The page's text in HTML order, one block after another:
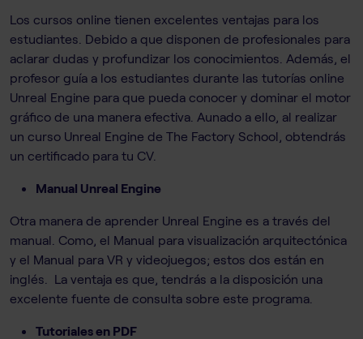
Los cursos online tienen excelentes ventajas para los
estudiantes. Debido a que disponen de profesionales para
aclarar dudas y profundizar los conocimientos. Además, el
profesor guía a los estudiantes durante las tutorías online
Unreal Engine para que pueda conocer y dominar el motor
gráfico de una manera efectiva. Aunado a ello, al realizar
un curso Unreal Engine de The Factory School, obtendrás
un certificado para tu CV.
Manual Unreal Engine
Otra manera de aprender Unreal Engine es a través del
manual. Como, el Manual para visualización arquitectónica
y el Manual para VR y videojuegos; estos dos están en
inglés. La ventaja es que, tendrás a la disposición una
excelente fuente de consulta sobre este programa.
Tutoriales en PDF